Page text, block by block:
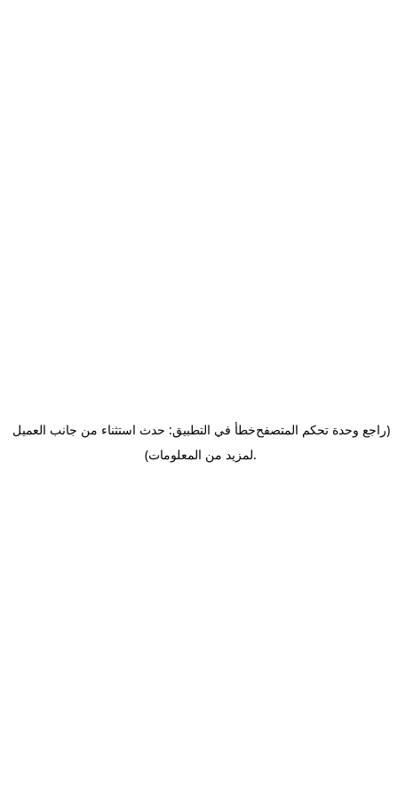
خطأ في التطبيق: حدث استثناء من جانب العميل(راجع وحدة تحكم المتصفح
لمزيد من المعلومات).